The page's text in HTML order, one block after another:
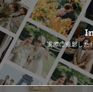
実際に撮影した